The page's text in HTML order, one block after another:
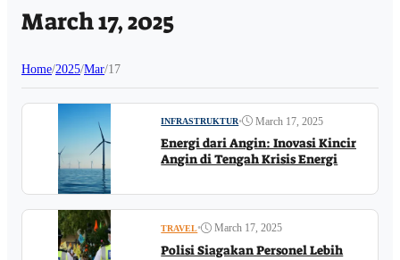
March 17, 2025
Home/2025/Mar/17
INFRASTRUKTUR• March 17, 2025
Energi dari Angin: Inovasi Kincir
Angin di Tengah Krisis Energi
TRAVEL• March 17, 2025
Polisi Siagakan Personel Lebih